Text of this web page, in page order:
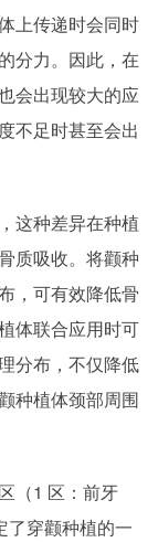
上传递时会同时
分力。因此，在
会出现较大的应
不足时甚至会出
这种差异在种植
质吸收。将颧种
，可有效降低骨
体联合应用时可
分布，不仅降低
种植体颈部周围
（1 区：前牙
了穿颧种植的一